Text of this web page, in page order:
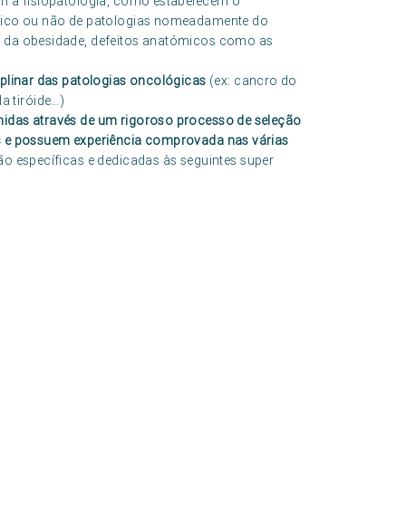
ou não de patologias nomeadamente do
obesidade, defeitos anatómicos como as
das patologias oncológicas (ex: cancro do
tiróide…)
através de um rigoroso processo de seleção
possuem experiência comprovada nas várias
específicas e dedicadas às seguintes super